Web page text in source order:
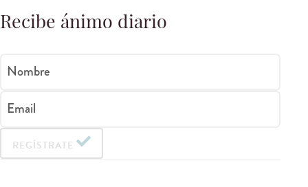
Recibe ánimo diario
Nombre
Email
REGÍSTRATE